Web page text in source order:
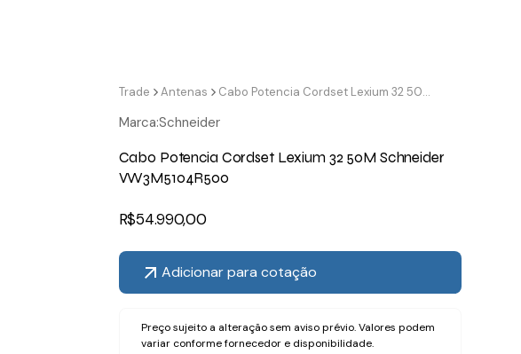
Trade Antenas Cabo Potencia Cordset Lexium 32 50M Schneider VW3M5104R500
Marca:Schneider
Cabo Potencia Cordset Lexium 32 50M Schneider
VW3M5104R500
R$54.990,00
Adicionar para cotação
Preço sujeito a alteração sem aviso prévio. Valores podem
variar conforme fornecedor e disponibilidade.